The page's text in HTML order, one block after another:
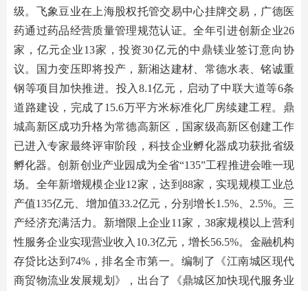
级。飞象豆业在上海股权托管交易中心挂牌交易，广德医
药通过药品经营质量管理规范认证。全年引进创新企业26
家，亿元企业13家，投资30亿元的中鼎镁业签订意向协
议。国力变压即将投产，新湘达建材、常德水表、铭诚重
钢等项目加快推进。投入8.1亿元，启动了中联大道等6条
道路建设，完成了15.6万平方米标准化厂房续建工程。鼎
城高新区成功升格为常德高新区，国家级高新区创建工作
已进入专家最终评审阶段，科技企业孵化器成功获批省级
孵化器。创新创业产业园成为全省“135”工程推进会唯一现
场。全年新增规模企业12家，达到88家，实现规模工业总
产值135亿元、增加值33.2亿元，分别增长1.5%、2.5%。三
产经济充满活力。新增限上企业11家，38家规模以上营利
性服务企业实现营业收入10.3亿元，增长56.5%。金融机构
存贷比达到74%，排名全市第一。编制了《江南城区现代
商贸物流业发展规划》，出台了《鼎城区加快现代服务业